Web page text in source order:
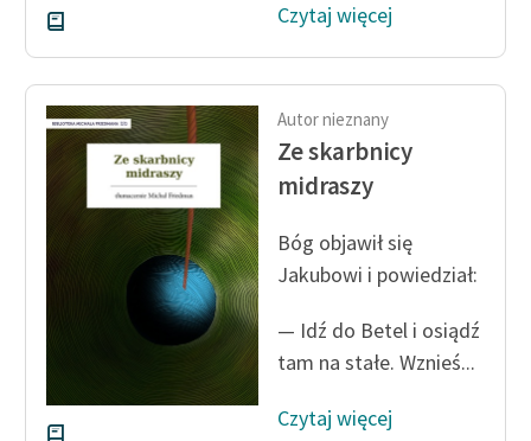
Czytaj więcej
Autor nieznany
Ze skarbnicy
midraszy
Bóg objawił się
Jakubowi i powiedział:
— Idź do Betel i osiądź
tam na stałe. Wznieś...
Czytaj więcej